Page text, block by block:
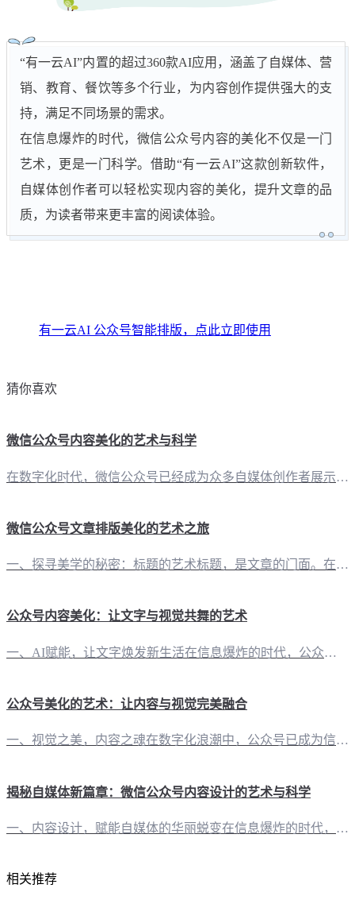
“有一云AI”内置的超过360款AI应用，涵盖了自媒体、营
销、教育、餐饮等多个行业，为内容创作提供强大的支
持，满足不同场景的需求。
在信息爆炸的时代，微信公众号内容的美化不仅是一门
艺术，更是一门科学。借助“有一云AI”这款创新软件，
自媒体创作者可以轻松实现内容的美化，提升文章的品
质，为读者带来更丰富的阅读体验。
有一云AI 公众号智能排版，点此立即使用
猜你喜欢
微信公众号内容美化的艺术与科学
在数字化时代，微信公众号已经成为众多自媒体创作者展示才华、传递信息的平台。然而，在众多内容中脱颖而出，美化的力量不可或缺。今天，就让我们一同探索如何利用“有一云AI”这款创新型AI智能写作+排版软件，将微信公众号的内容美化至艺术与科学的完美结合。 二、标题与内容：AI的巧思标题是吸引读者点击的“门面”，内容则是传达核心价值的“灵魂”。在“有一云AI”的辅助下，自媒体创作者可以轻松打造引人入胜的标题
微信公众号文章排版美化的艺术之旅
一、探寻美学的秘密：标题的艺术标题，是文章的门面。在“有一云AI”的协助下，自媒体创作者可以轻松运用标题的艺术，吸引读者的目光。无论是简洁有力的陈述，还是引人入胜的疑问，都可以通过AI智能优化，让标题成为文章的灵魂。 二、内容排版：千款皮肤，千般风情在内容排版上，“有一云AI”提供了数千款装修皮肤，涵盖标题、内容、图文、分隔、引导等五大类。这些丰富的模板，如同艺术家手中的画笔，为创作者提供了广阔
公众号内容美化：让文字与视觉共舞的艺术
一、AI赋能，让文字焕发新生活在信息爆炸的时代，公众号内容的美化成为了提升读者体验的关键。有一云AI，这款创新型AI智能写作+排版软件，为自媒体创作者带来了一场前所未有的创作革命。它不仅能够将大部分创作需求自动化，更能在内容排版上展现无限创意。 二、千款皮肤，打造个性风格每一篇文章，都像是创作者的内心独白。在“有一云AI”中，你将发现数千款装修皮肤，涵盖标题、内容、图文、分隔、引导等五大类，每一
公众号美化的艺术：让内容与视觉完美融合
一、视觉之美，内容之魂在数字化浪潮中，公众号已成为信息传递的重要渠道。然而，内容与视觉的完美融合，往往能赋予公众号更强大的生命力。此时，“有一云AI”应运而生，为自媒体创作者带来了一场公众号美化的革命。 二、AI赋能，千款皮肤任你选“有一云AI”在内容排版方面，提供数千款装修皮肤，涵盖标题、内容、图文、分隔、引导等五大类，满足不同风格的自媒体需求。无论是简约大气，还是活泼可爱，你都能在这里找到心
揭秘自媒体新篇章：微信公众号内容设计的艺术与科学
一、内容设计，赋能自媒体的华丽蜕变在信息爆炸的时代，微信公众号作为自媒体的重要阵地，其内容设计不仅仅是文字的堆砌，更是一门融合了美学、心理学与传播学的艺术。有一云AI，作为创新型AI智能写作+排版软件，助力自媒体创作者在内容设计上实现华丽蜕变。 二、排版之美，千款装修皮肤任你挑选在内容排版方面，有一云AI提供了丰富的选择。包含标题、内容、图文、分隔、引导五大类数千款装修皮肤，每一款都是精心设计，
相关推荐